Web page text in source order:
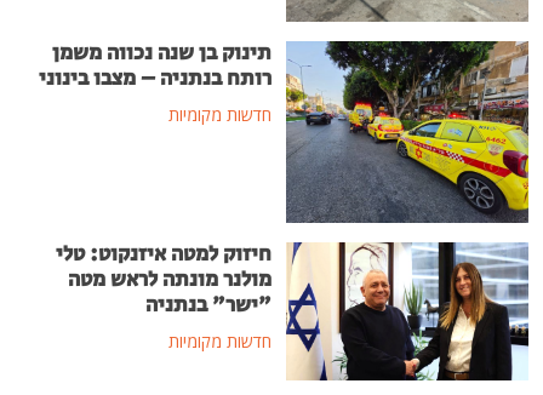
תינוק בן שנה נכווה משמן
רותח בנתניה – מצבו בינוני
חדשות מקומיות
חיזוק למטה איזנקוט: טלי
מולנר מונתה לראש מטה
"ישר" בנתניה
חדשות מקומיות